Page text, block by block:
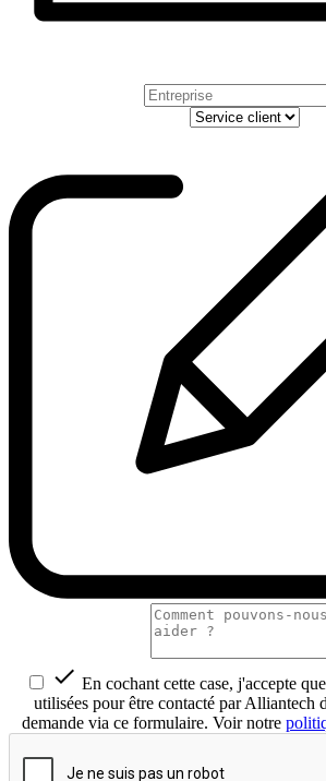
 En cochant cette case, j'accepte
utilisées pour être contacté par Alliantech
demande via ce formulaire. Voir notre